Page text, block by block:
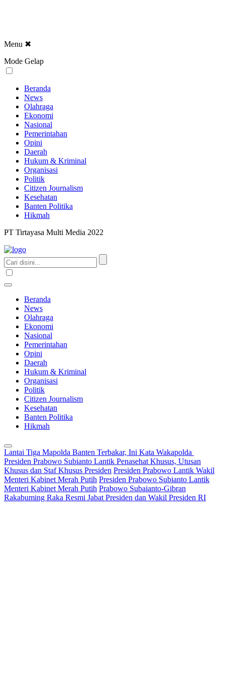
Menu ✖
Mode Gelap
Beranda
News
Olahraga
Ekonomi
Nasional
Pemerintahan
Opini
Daerah
Hukum & Kriminal
Organisasi
Politik
Citizen Journalism
Kesehatan
Banten Politika
Hikmah
PT Tirtayasa Multi Media 2022
Beranda
News
Olahraga
Ekonomi
Nasional
Pemerintahan
Opini
Daerah
Hukum & Kriminal
Organisasi
Politik
Citizen Journalism
Kesehatan
Banten Politika
Hikmah
Lantai Tiga Mapolda Banten Terbakar, Ini Kata Wakapolda
Presiden Prabowo Subianto Lantik Penasehat Khusus, Utusan
Khusus dan Staf Khusus Presiden Presiden Prabowo Lantik Wakil
Menteri Kabinet Merah Putih Presiden Prabowo Subianto Lantik
Menteri Kabinet Merah Putih Prabowo Subaianto-Gibran
Rakabuming Raka Resmi Jabat Presiden dan Wakil Presiden RI